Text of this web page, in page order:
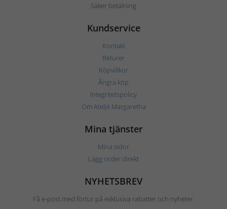
Säker betalning
Kundservice
Kontakt
Returer
Köpvillkor
Ångra köp
Integritetspolicy
Om Ateljé Margaretha
Mina tjänster
Mina sidor
Lägg order direkt
NYHETSBREV
Få e-post med förtur på exklusiva rabatter och nyheter.